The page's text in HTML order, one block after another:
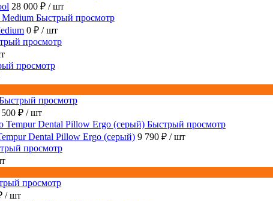
28 000 ₽ / шт
Быстрый просмотр
0 ₽ / шт
просмотр
просмотр
просмотр
500 ₽ / шт
Быстрый просмотр
Dental Pillow Ergo (серый) 9 790 ₽ / шт
просмотр
просмотр
/ шт